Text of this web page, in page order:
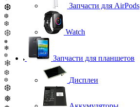
❆
❆
❆
❆
❅
❄
❆
❄
❆
❆
❆
❅
Запчасти для AirPods
Watch
Запчасти для планшетов
Дисплеи